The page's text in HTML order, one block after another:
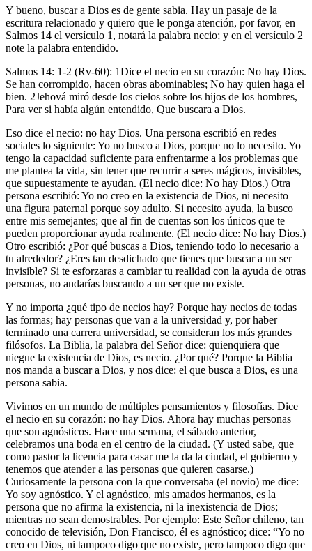
Y bueno, buscar a Dios es de gente sabia. Hay un pasaje de la
escritura relacionado y quiero que le ponga atención, por favor, en
Salmos 14 el versículo 1, notará la palabra necio; y en el versículo 2
note la palabra entendido.
Salmos 14: 1-2 (Rv-60): 1Dice el necio en su corazón: No hay Dios.
Se han corrompido, hacen obras abominables; No hay quien haga el
bien. 2Jehová miró desde los cielos sobre los hijos de los hombres,
Para ver si había algún entendido, Que buscara a Dios.
Eso dice el necio: no hay Dios. Una persona escribió en redes
sociales lo siguiente: Yo no busco a Dios, porque no lo necesito. Yo
tengo la capacidad suficiente para enfrentarme a los problemas que
me plantea la vida, sin tener que recurrir a seres mágicos, invisibles,
que supuestamente te ayudan. (El necio dice: No hay Dios.) Otra
persona escribió: Yo no creo en la existencia de Dios, ni necesito
una figura paternal porque soy adulto. Si necesito ayuda, la busco
entre mis semejantes; que al fin de cuentas son los únicos que te
pueden proporcionar ayuda realmente. (El necio dice: No hay Dios.)
Otro escribió: ¿Por qué buscas a Dios, teniendo todo lo necesario a
tu alrededor? ¿Eres tan desdichado que tienes que buscar a un ser
invisible? Si te esforzaras a cambiar tu realidad con la ayuda de otras
personas, no andarías buscando a un ser que no existe.
Y no importa ¿qué tipo de necios hay? Porque hay necios de todas
las formas; hay personas que van a la universidad y, por haber
terminado una carrera universidad, se consideran los más grandes
filósofos. La Biblia, la palabra del Señor dice: quienquiera que
niegue la existencia de Dios, es necio. ¿Por qué? Porque la Biblia
nos manda a buscar a Dios, y nos dice: el que busca a Dios, es una
persona sabia.
Vivimos en un mundo de múltiples pensamientos y filosofías. Dice
el necio en su corazón: no hay Dios. Ahora hay muchas personas
que son agnósticos. Hace una semana, el sábado anterior,
celebramos una boda en el centro de la ciudad. (Y usted sabe, que
como pastor la licencia para casar me la da la ciudad, el gobierno y
tenemos que atender a las personas que quieren casarse.)
Curiosamente la persona con la que conversaba (el novio) me dice:
Yo soy agnóstico. Y el agnóstico, mis amados hermanos, es la
persona que no afirma la existencia, ni la inexistencia de Dios;
mientras no sean demostrables. Por ejemplo: Este Señor chileno, tan
conocido de televisión, Don Francisco, él es agnóstico; dice: “Yo no
creo en Dios, ni tampoco digo que no existe, pero tampoco digo que